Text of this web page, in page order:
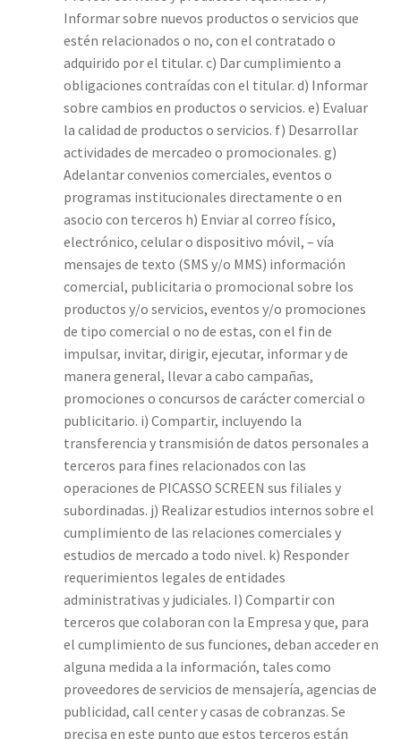
Informar sobre nuevos productos o servicios que
estén relacionados o no, con el contratado o
adquirido por el titular. c) Dar cumplimiento a
obligaciones contraídas con el titular. d) Informar
sobre cambios en productos o servicios. e) Evaluar
la calidad de productos o servicios. f) Desarrollar
actividades de mercadeo o promocionales. g)
Adelantar convenios comerciales, eventos o
programas institucionales directamente o en
asocio con terceros h) Enviar al correo físico,
electrónico, celular o dispositivo móvil, – vía
mensajes de texto (SMS y/o MMS) información
comercial, publicitaria o promocional sobre los
productos y/o servicios, eventos y/o promociones
de tipo comercial o no de estas, con el fin de
impulsar, invitar, dirigir, ejecutar, informar y de
manera general, llevar a cabo campañas,
promociones o concursos de carácter comercial o
publicitario. i) Compartir, incluyendo la
transferencia y transmisión de datos personales a
terceros para fines relacionados con las
operaciones de PICASSO SCREEN sus filiales y
subordinadas. j) Realizar estudios internos sobre el
cumplimiento de las relaciones comerciales y
estudios de mercado a todo nivel. k) Responder
requerimientos legales de entidades
administrativas y judiciales. I) Compartir con
terceros que colaboran con la Empresa y que, para
el cumplimiento de sus funciones, deban acceder en
alguna medida a la información, tales como
proveedores de servicios de mensajería, agencias de
publicidad, call center y casas de cobranzas. Se
precisa en este punto que estos terceros están